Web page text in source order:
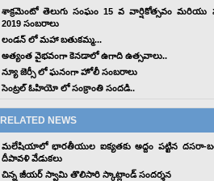
శాక్రమెంటో తెలుగు సంఘం 15 వ వార్షికోత్సవం మరియు
2019 సంబరాలు
లండన్ లో మహా బతుకమ్మ...
అత్యంత వైభవంగా కెనడాలో ఉగాది ఉత్సవాలు..
న్యూ జెర్సీ లో ఘనంగా హోలీ సంబరాలు
సెంట్రల్ ఓహియో లో సంక్రాంతి సందడి..
RELATED NEWS
మలేషియాలో భారతీయుల ఐక్యతకు అద్దం పట్టిన దసరా-
దీపావళి వేడుకలు
చిన్న జీయర్ స్వామి తొలిసారి స్కాట్లాండ్ సందర్శన